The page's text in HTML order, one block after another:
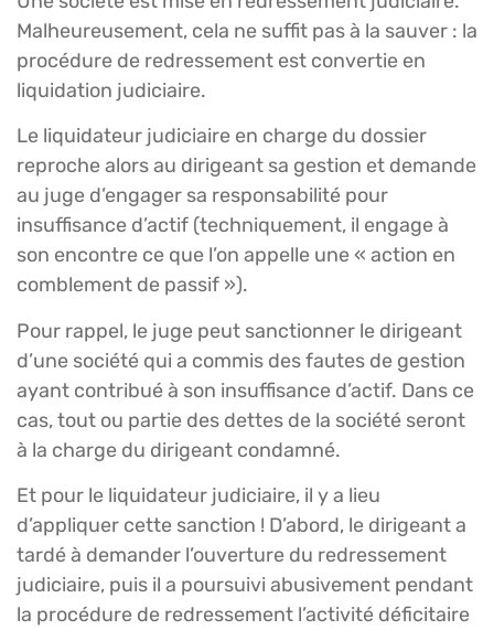
Malheureusement, cela ne suffit pas à la sauver : la
procédure de redressement est convertie en
liquidation judiciaire.
Le liquidateur judiciaire en charge du dossier
reproche alors au dirigeant sa gestion et demande
au juge d’engager sa responsabilité pour
insuffisance d’actif (techniquement, il engage à
son encontre ce que l’on appelle une « action en
comblement de passif »).
Pour rappel, le juge peut sanctionner le dirigeant
d’une société qui a commis des fautes de gestion
ayant contribué à son insuffisance d’actif. Dans ce
cas, tout ou partie des dettes de la société seront
à la charge du dirigeant condamné.
Et pour le liquidateur judiciaire, il y a lieu
d’appliquer cette sanction ! D’abord, le dirigeant a
tardé à demander l’ouverture du redressement
judiciaire, puis il a poursuivi abusivement pendant
la procédure de redressement l’activité déficitaire